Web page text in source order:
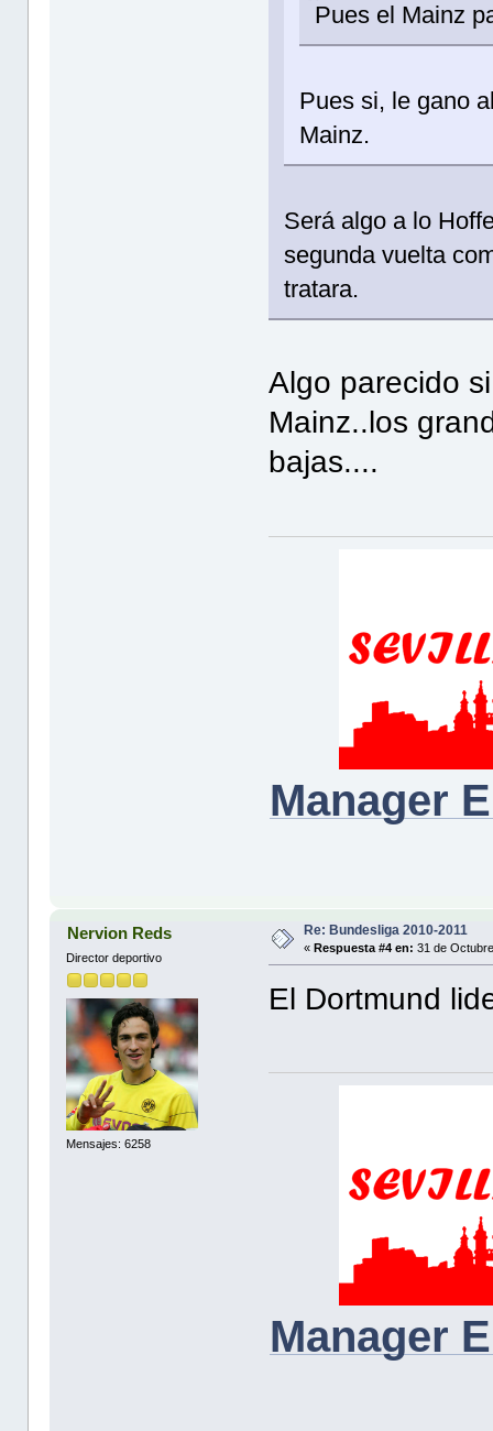
Pues el Mainz
Pues si, le gano
Mainz.
Será algo a lo
segunda vuelta
tratara.
Algo parecido
Mainz..los
bajas....
Manager
Nervion Reds
Director deportivo
Mensajes: 6258
Re: Bundesliga 2010-2011
«Respuesta #4 en: 31 de
El Dortmund
Manager